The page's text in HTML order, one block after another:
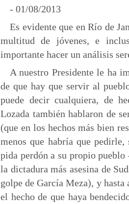
- 01/08/2013
Es evidente que en Río de
multitud de jóvenes, e
importante hacer un análisis
A nuestro Presidente le ha
de que hay que servir al
puede decir cualquiera, de
Lozada también hablaron de
(que en los hechos más bien
menos que habría que
pida perdón a su propio
la dictadura más asesina de
golpe de García Meza), y hasta
el hecho de que haya